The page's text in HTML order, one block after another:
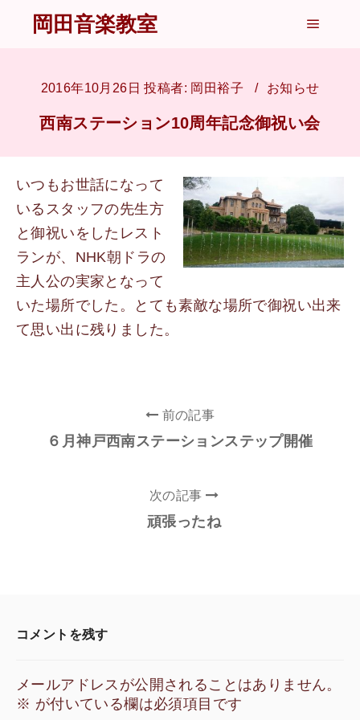
岡田音楽教室
2016年10月26日 投稿者: 岡田裕子 お知らせ
西南ステーション10周年記念御祝い会
いつもお世話になって
いるスタッフの先生方
と御祝いをしたレスト
ランが、NHK朝ドラの
主人公の実家となって
いた場所でした。とても素敵な場所で御祝い出来
て思い出に残りました。
前の記事
６月神戸西南ステーションステップ開催
次の記事
頑張ったね
コメントを残す
メールアドレスが公開されることはありません。
※ が付いている欄は必須項目です